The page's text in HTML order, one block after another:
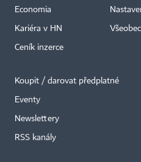
Economia
Kariéra v HN
Ceník inzerce
Koupit / darovat předplatné
Eventy
Newslettery
RSS kanály